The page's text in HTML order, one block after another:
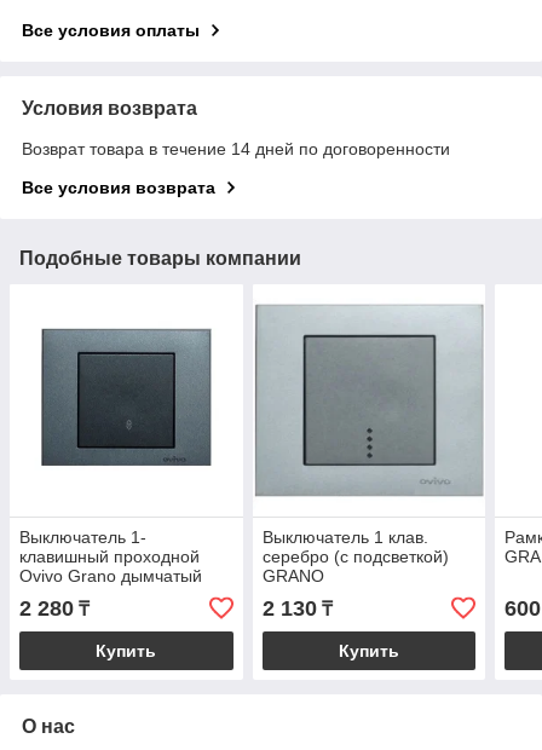
Все условия оплаты
Условия возврата
Возврат товара в течение 14 дней по договоренности
Все условия возврата
Подобные товары компании
Выключатель 1-
клавишный проходной
Ovivo Grano дымчатый
2 280 ₸
Купить
Выключатель 1 клав.
серебро (с подсветкой)
GRANO
2 130₸
Купить
600
О нас